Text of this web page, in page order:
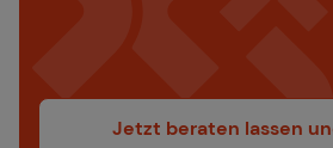
Jetzt beraten lassen